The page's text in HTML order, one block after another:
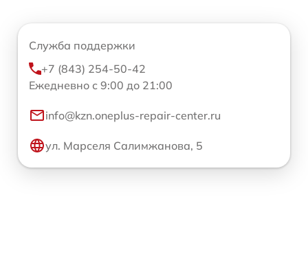
Служба поддержки
+7 (843) 254-50-42
Ежедневно с 9:00 до 21:00
info@kzn.oneplus-repair-center.ru
ул. Марселя Салимжанова, 5